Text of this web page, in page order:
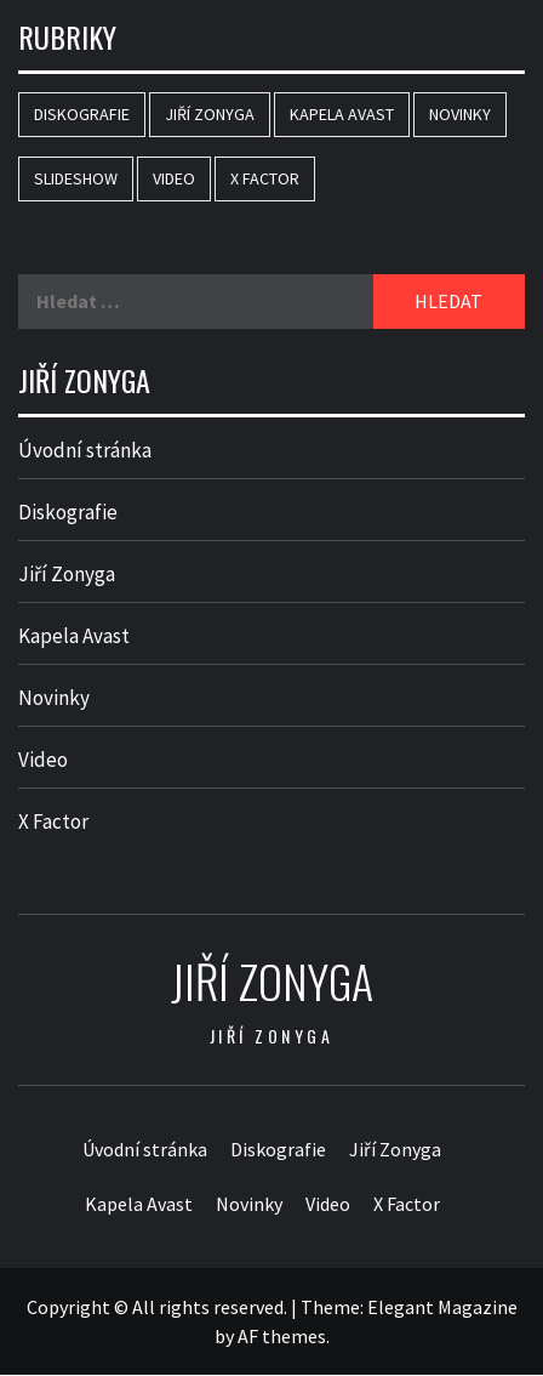
RUBRIKY
DISKOGRAFIE JIŘÍ ZONYGA KAPELA AVAST NOVINKY
SLIDESHOW VIDEO X FACTOR
JIŘÍ ZONYGA
Úvodní stránka
Diskografie
Jiří Zonyga
Kapela Avast
Novinky
Video
X Factor
JIŘÍ ZONYGA
JIŘÍ ZONYGA
Úvodní stránka Diskografie Jiří Zonyga
Kapela Avast Novinky Video X Factor
Copyright © All rights reserved. | Theme: Elegant Magazine
byAF themes.